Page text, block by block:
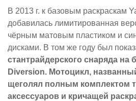
В 2013 г. к базовым раскраскам
добавилась лимитированная
чёрным матовым пластиком и
дисками. В том же году был
стантрайдерского снаряда на
Diversion. Мотоцикл,
щеголял полным комплектом
аксессуаров и кричащей